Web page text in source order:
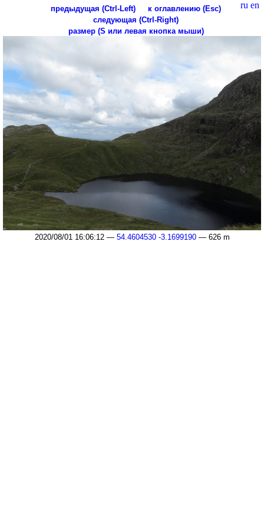
ru en
предыдущая (Ctrl-Left)
к оглавлению (Esc)
следующая (Ctrl-Right)
размер (S или левая кнопка мыши)
2020/08/01 16:06:12 — 54.4604530 -3.1699190— 626 m